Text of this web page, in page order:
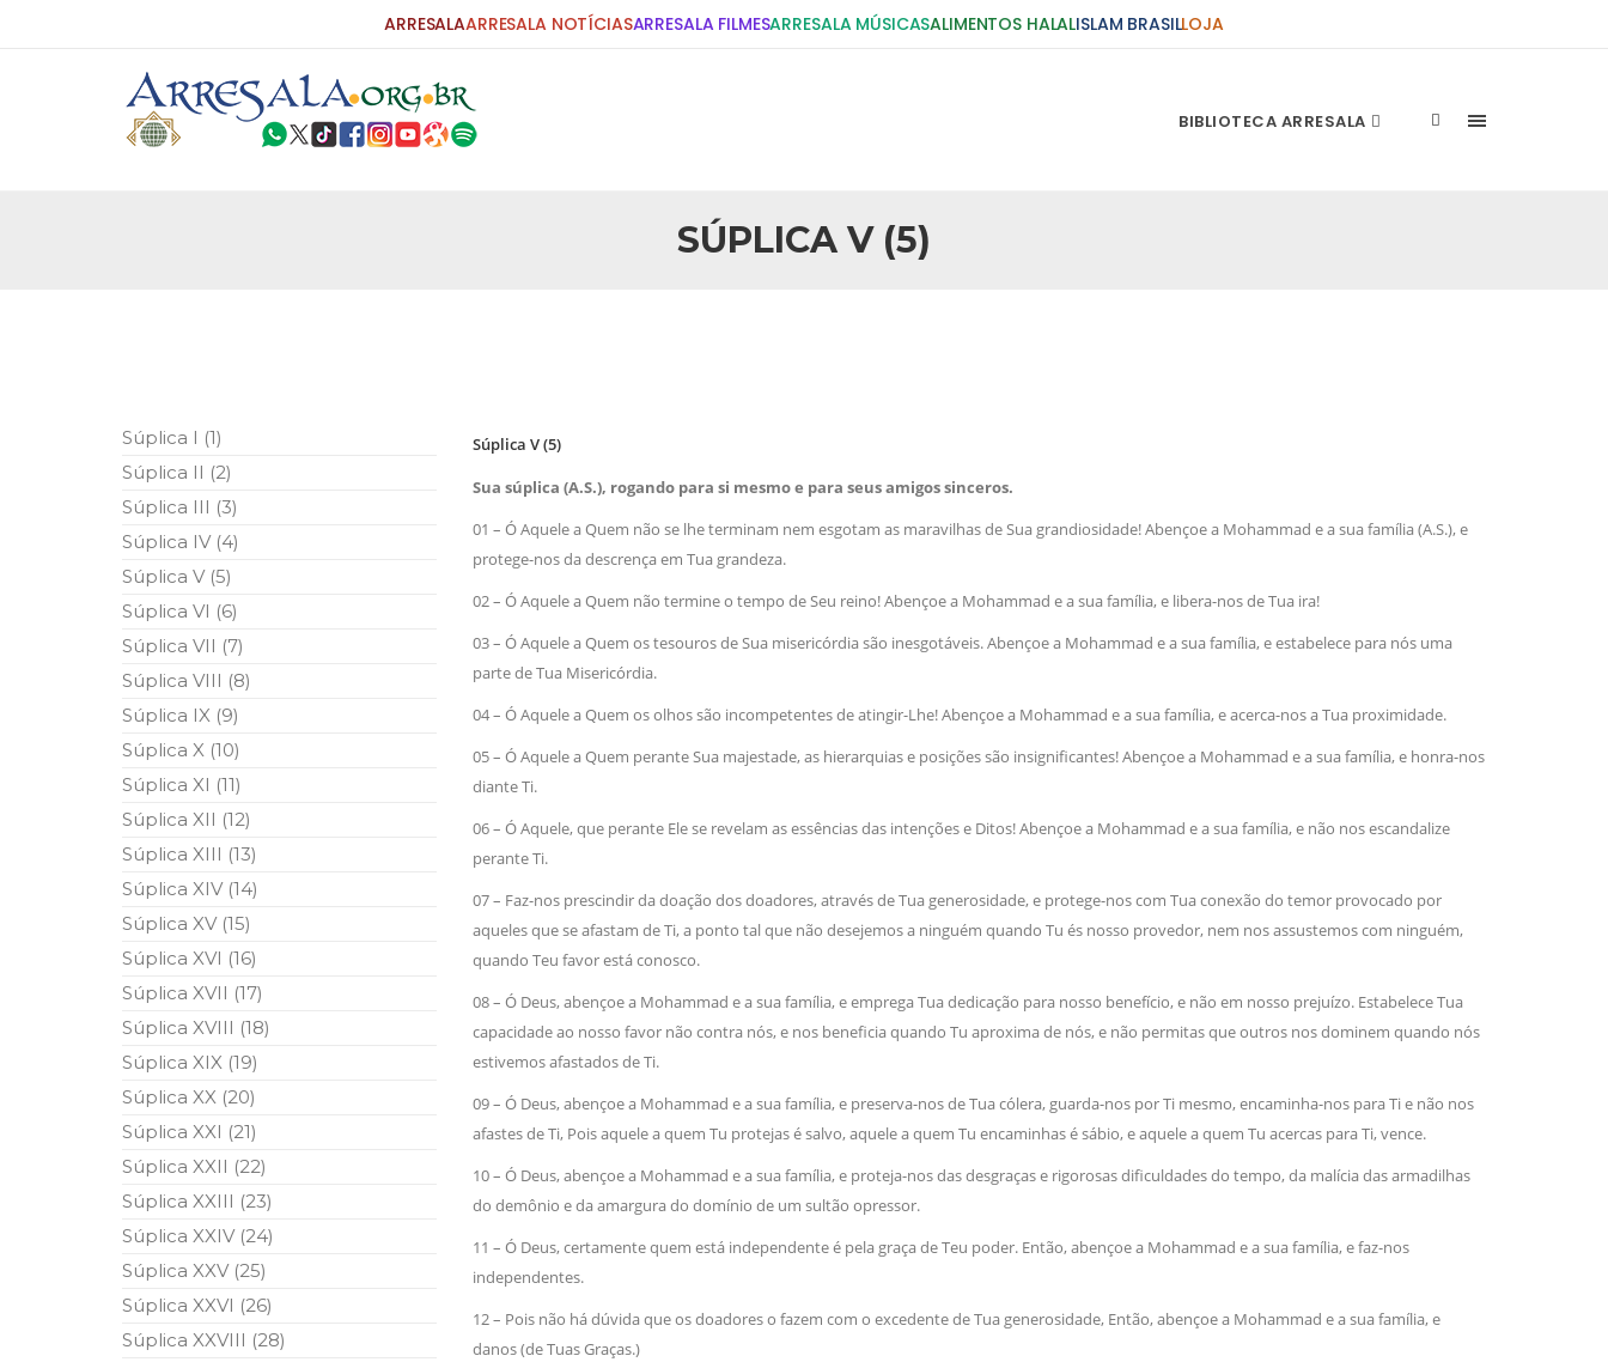
ARRESALAARRESALA NOTÍCIASARRESALA FILMESARRESALA MÚSICASALIMENTOS HALALISLAM BRASILLOJA
BIBLIOTECA ARRESALA
SÚPLICA V (5)
25 DE SETEMBRO DE 2010
As Sementes da Miséria e do Terror
Por: Ahmad Dallal Tradução: Ahmad Ismail Ainda aturdido pelas imagens de
morte e destruição que abalaram Nova York em 11 de setembro, o mundo parece
ter entrado numa guerra cultural e religiosa de magnitude. Mais
Hejrita. Desejamos a todos os irmãos e irmãs um novo
10 DE NOVEMBRO DE 2013
Falecimento do Imam Ali Ibn Al-Hussein (A.S.)
Em nome de Deus, o Clemente, o Misericordioso! Diante da data em que
relembramos o martírio do quarto Imam dos muçulmanos, o Imam Ali Ibn Al-
Hussein Ibn Ali Ibn Abi Táleb (A.S.), conhecido por “Zein Al-Ábidin” (Formosura
Centro Islâmico no Brasil recebe o ex-ministro das
Na noite da quinta-feira, 03 de Abril, o Centro Islâmico no Brasil recebeu em sua
Súplica I (1)
Súplica II (2)
Súplica III (3)
Súplica IV (4)
Súplica V (5)
Súplica VI (6)
Súplica VII (7)
Súplica VIII (8)
Súplica IX (9)
Súplica X (10)
Súplica XI (11)
Súplica XII (12)
Súplica XIII (13)
Súplica XIV (14)
Súplica XV (15)
Súplica XVI (16)
Súplica XVII (17)
Súplica XVIII (18)
Súplica XIX (19)
Súplica XX (20)
Súplica XXI (21)
Súplica XXII (22)
Súplica XXIII (23)
Súplica XXIV (24)
Súplica XXV (25)
Súplica XXVI (26)
Súplica XXVIII (28)
Súplica V (5)
Sua súplica (A.S.), rogando para si mesmo e para seus amigos sinceros.
01 – Ó Aquele a Quem não se lhe terminam nem esgotam as maravilhas de Sua grandiosidade! Abençoe a Mohammad e a sua família (A.S.), e
protege-nos da descrença em Tua grandeza.
02 – Ó Aquele a Quem não termine o tempo de Seu reino! Abençoe a Mohammad e a sua família, e libera-nos de Tua ira!
03 – Ó Aquele a Quem os tesouros de Sua misericórdia são inesgotáveis. Abençoe a Mohammad e a sua família, e estabelece para nós uma
parte de Tua Misericórdia.
04 – Ó Aquele a Quem os olhos são incompetentes de atingir-Lhe! Abençoe a Mohammad e a sua família, e acerca-nos a Tua proximidade.
05 – Ó Aquele a Quem perante Sua majestade, as hierarquias e posições são insignificantes! Abençoe a Mohammad e a sua família, e honra-nos
diante Ti.
06 – Ó Aquele, que perante Ele se revelam as essências das intenções e Ditos! Abençoe a Mohammad e a sua família, e não nos escandalize
perante Ti.
07 – Faz-nos prescindir da doação dos doadores, através de Tua generosidade, e protege-nos com Tua conexão do temor provocado por
aqueles que se afastam de Ti, a ponto tal que não desejemos a ninguém quando Tu és nosso provedor, nem nos assustemos com ninguém,
quando Teu favor está conosco.
08 – Ó Deus, abençoe a Mohammad e a sua família, e emprega Tua dedicação para nosso benefício, e não em nosso prejuízo. Estabelece Tua
capacidade ao nosso favor não contra nós, e nos beneficia quando Tu aproxima de nós, e não permitas que outros nos dominem quando nós
estivemos afastados de Ti.
09 – Ó Deus, abençoe a Mohammad e a sua família, e preserva-nos de Tua cólera, guarda-nos por Ti mesmo, encaminha-nos para Ti e não nos
afastes de Ti, Pois aquele a quem Tu protejas é salvo, aquele a quem Tu encaminhas é sábio, e aquele a quem Tu acercas para Ti, vence.
10 – Ó Deus, abençoe a Mohammad e a sua família, e proteja-nos das desgraças e rigorosas dificuldades do tempo, da malícia das armadilhas
do demônio e da amargura do domínio de um sultão opressor.
11 – Ó Deus, certamente quem está independente é pela graça de Teu poder. Então, abençoe a Mohammad e a sua família, e faz-nos
independentes.
12 – Pois não há dúvida que os doadores o fazem com o excedente de Tua generosidade, Então, abençoe a Mohammad e a sua família, e
danos (de Tuas Graças.)